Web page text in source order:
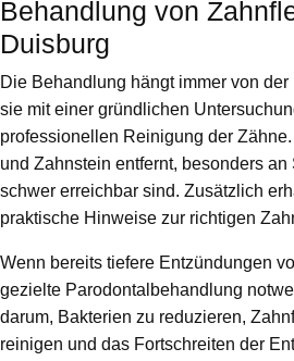
Behandlung von
Duisburg
Die Behandlung hängt immer von
sie mit einer gründlichen
professionellen Reinigung der
und Zahnstein entfernt, besonders
schwer erreichbar sind. Zusätzlich
praktische Hinweise zur richtigen
Wenn bereits tiefere Entzündungen
gezielte Parodontalbehandlung
darum, Bakterien zu reduzieren,
reinigen und das Fortschreiten der